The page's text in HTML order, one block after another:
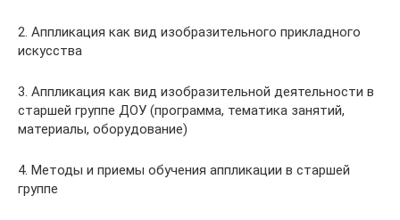
2. Аппликация как вид изобразительного прикладного
искусства
3. Аппликация как вид изобразительной деятельности в
старшей группе ДОУ (программа, тематика занятий,
материалы, оборудование)
4. Методы и приемы обучения аппликации в старшей
группе